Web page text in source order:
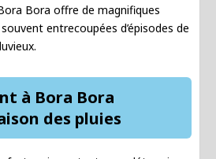
Bora offre de magnifiques
entrecoupées d’épisodes de
à Bora Bora
des pluies